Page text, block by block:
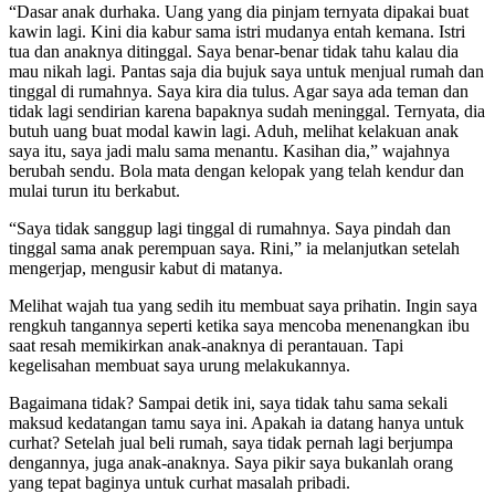
“Dasar anak durhaka. Uang yang dia pinjam ternyata dipakai buat
kawin lagi. Kini dia kabur sama istri mudanya entah kemana. Istri
tua dan anaknya ditinggal. Saya benar-benar tidak tahu kalau dia
mau nikah lagi. Pantas saja dia bujuk saya untuk menjual rumah dan
tinggal di rumahnya. Saya kira dia tulus. Agar saya ada teman dan
tidak lagi sendirian karena bapaknya sudah meninggal. Ternyata, dia
butuh uang buat modal kawin lagi. Aduh, melihat kelakuan anak
saya itu, saya jadi malu sama menantu. Kasihan dia,” wajahnya
berubah sendu. Bola mata dengan kelopak yang telah kendur dan
mulai turun itu berkabut.
“Saya tidak sanggup lagi tinggal di rumahnya. Saya pindah dan
tinggal sama anak perempuan saya. Rini,” ia melanjutkan setelah
mengerjap, mengusir kabut di matanya.
Melihat wajah tua yang sedih itu membuat saya prihatin. Ingin saya
rengkuh tangannya seperti ketika saya mencoba menenangkan ibu
saat resah memikirkan anak-anaknya di perantauan. Tapi
kegelisahan membuat saya urung melakukannya.
Bagaimana tidak? Sampai detik ini, saya tidak tahu sama sekali
maksud kedatangan tamu saya ini. Apakah ia datang hanya untuk
curhat? Setelah jual beli rumah, saya tidak pernah lagi berjumpa
dengannya, juga anak-anaknya. Saya pikir saya bukanlah orang
yang tepat baginya untuk curhat masalah pribadi.